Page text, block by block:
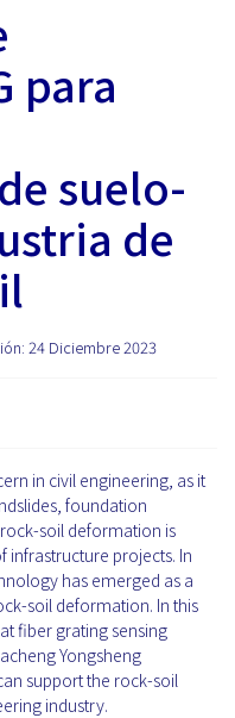
para
suelo-
de
24 Diciembre 2023
in civil engineering, as it
foundation
soil deformation is
infrastructure projects. In
has emerged as a
soil deformation. In this
fiber grating sensing
Yongsheng
support the rock-soil
industry.